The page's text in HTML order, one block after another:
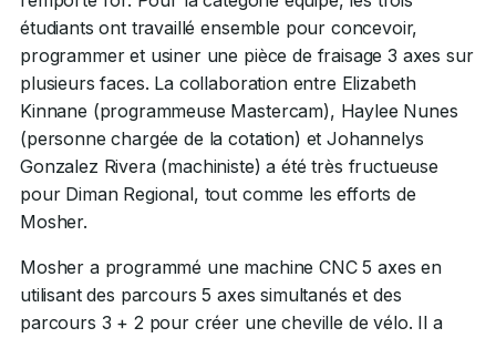
étudiants ont travaillé ensemble pour concevoir,
programmer et usiner une pièce de fraisage 3 axes sur
plusieurs faces. La collaboration entre Elizabeth
Kinnane (programmeuse Mastercam), Haylee Nunes
(personne chargée de la cotation) et Johannelys
Gonzalez Rivera (machiniste) a été très fructueuse
pour Diman Regional, tout comme les efforts de
Mosher.
Mosher a programmé une machine CNC 5 axes en
utilisant des parcours 5 axes simultanés et des
parcours 3 + 2 pour créer une cheville de vélo. Il a